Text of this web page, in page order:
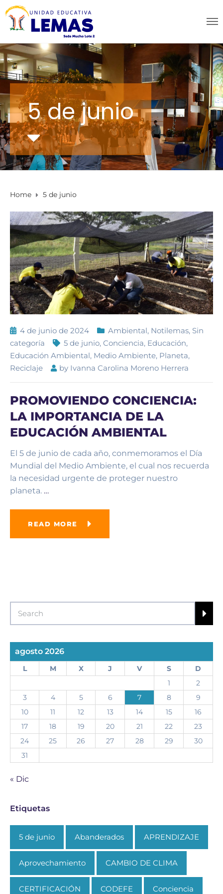
5 de junio
Home 5 de junio
4 de junio de 2024 Ambiental, Notilemas, Sin
categoría
5 de junio, Conciencia, Educación,
Educación Ambiental, Medio Ambiente, Planeta,
Reciclaje
by Ivanna Carolina Moreno Herrera
PROMOVIENDO CONCIENCIA:
LA IMPORTANCIA DE LA
EDUCACIÓN AMBIENTAL
El 5 de junio de cada año, conmemoramos el Día
Mundial del Medio Ambiente, el cual nos recuerda
la necesidad urgente de proteger nuestro
planeta. …
READ MORE
agosto 2026
L M X J V S
D
1
2
3
4 5 6 7 8
9
10
11 12 13 14 15
16
17
18 19 20 21 22
23
24
25 26 27 28 29
30
31
« Dic
Etiquetas
5 de junio Abanderados APRENDIZAJE
Aprovechamiento CAMBIO DE CLIMA
CERTIFICACIÓN CODEFE Conciencia